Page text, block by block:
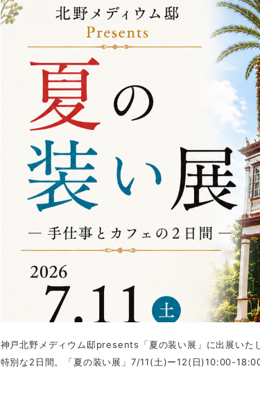
神戸北野メディウム邸presents「夏の装い展」に出展いた
特別な2日間。「夏の装い展」7/11(土)ー12(日)10:00-